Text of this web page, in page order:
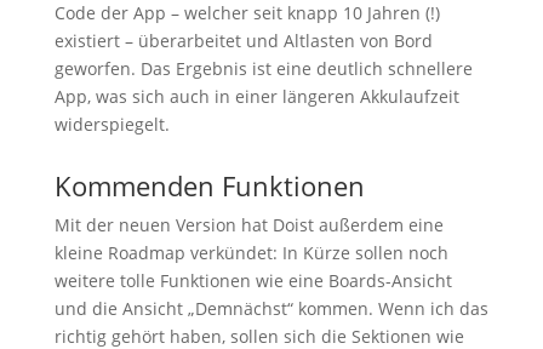
Code der App – welcher seit knapp 10 Jahren (!)
existiert – überarbeitet und Altlasten von Bord
geworfen. Das Ergebnis ist eine deutlich schnellere
App, was sich auch in einer längeren Akkulaufzeit
widerspiegelt.
Kommenden Funktionen
Mit der neuen Version hat Doist außerdem eine
kleine Roadmap verkündet: In Kürze sollen noch
weitere tolle Funktionen wie eine Boards-Ansicht
und die Ansicht „Demnächst“ kommen. Wenn ich das
richtig gehört haben, sollen sich die Sektionen wie